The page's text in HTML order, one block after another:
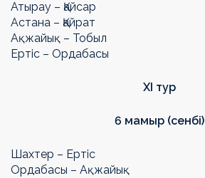
Атырау – Қайсар
Астана – Қайрат
Ақжайық – Тобыл
Ертіс – Ордабасы
ХI тур
6 мамыр (сенбі)
Шахтер – Ертіс
Ордабасы – Ақжайық